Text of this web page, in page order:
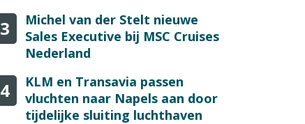
3
Michel van der Stelt nieuwe
Sales Executive bij MSC Cruises
Nederland
4
KLM en Transavia passen
vluchten naar Napels aan door
tijdelijke sluiting luchthaven